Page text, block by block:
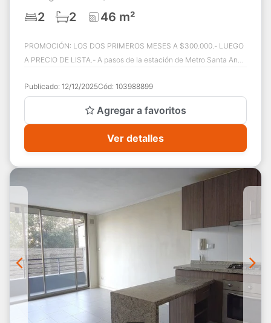
2 2 46 m²
PROMOCIÓN: LOS DOS PRIMEROS MESES A $300.000.- LUEGO
A PRECIO DE LISTA.- A pasos de la estación de Metro Santa Ana
Publicado: 12/12/2025Cód: 103988899
Agregar a favoritos
Ver detalles